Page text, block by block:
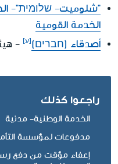
"شلوميت- שלומית"-
الخدمة القومية
أصدقاء (חברים)
-
راجعوا كذلك
الخدمة الوطنية- مدنية
مدفوعات لمؤسسة
إعفاء مؤقت من دفع